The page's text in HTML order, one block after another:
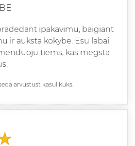
ipakavimu, baigiant
ir auksta kokybe. Esu labai
tiems, kas megsta
arvustust kasulikuks.